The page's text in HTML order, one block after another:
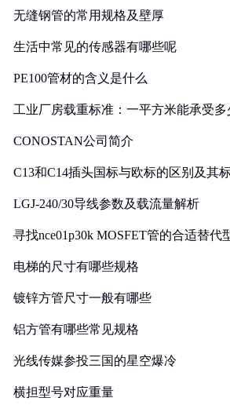
无缝钢管的常用规格及壁厚
生活中常见的传感器有哪些呢
PE100管材的含义是什么
工业厂房载重标准：一平方米能承受多
CONOSTAN公司简介
C13和C14插头国标与欧标的区别及其
LGJ-240/30导线参数及载流量解析
寻找nce01p30k MOSFET管的合适替代
电梯的尺寸有哪些规格
镀锌方管尺寸一般有哪些
铝方管有哪些常见规格
光线传媒参投三国的星空爆冷
横担型号对应重量